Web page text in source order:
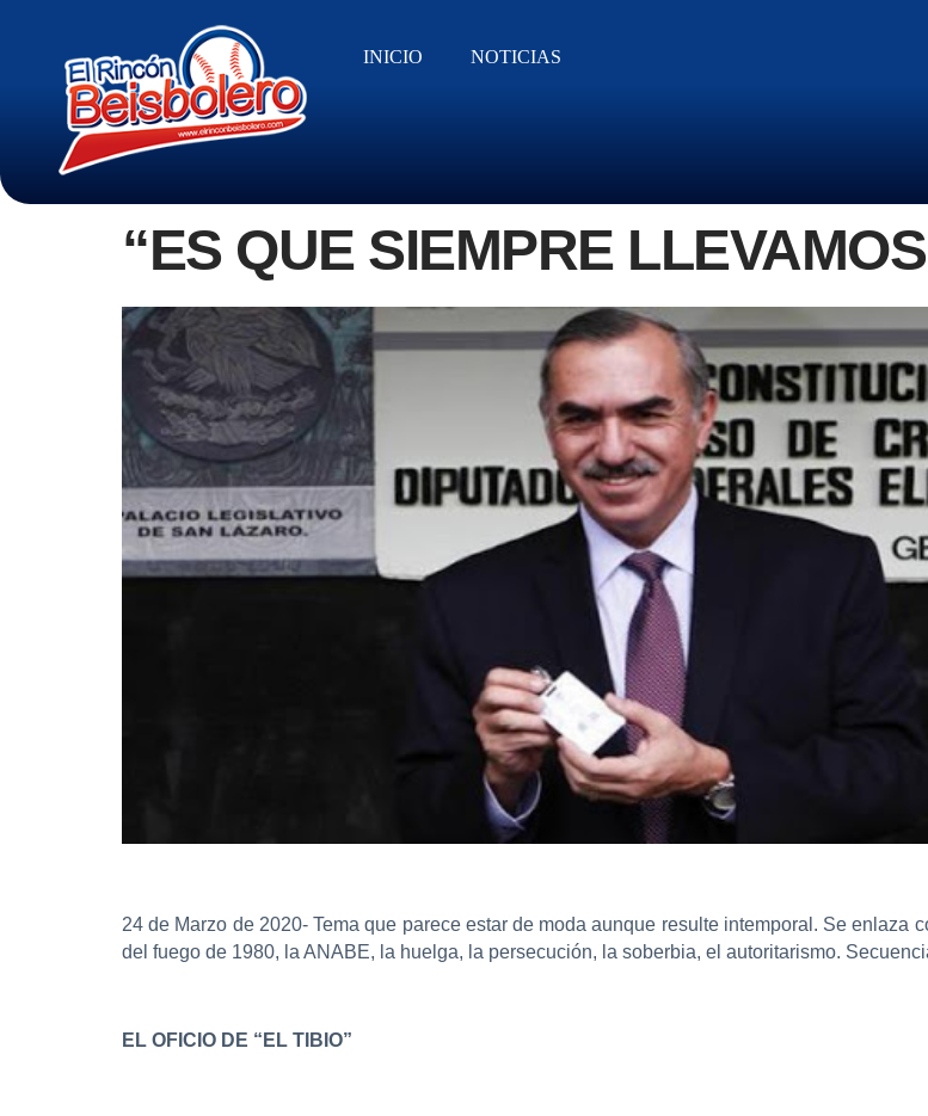
INICIO NOTICIAS
“ES QUE SIEMPRE
24 de Marzo de 2020- Tema que parece estar de moda aunque resulte intemporal. Se
del fuego de 1980, la ANABE, la huelga, la persecución, la soberbia, el autoritarismo.
EL OFICIO DE “EL TIBIO”